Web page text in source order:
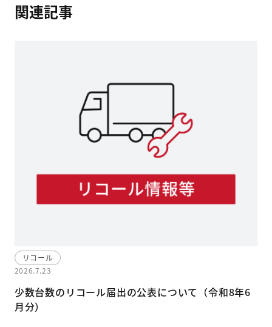
関連記事
リコール
2026.7.23
少数台数のリコール届出の公表について（令和8年6
月分）